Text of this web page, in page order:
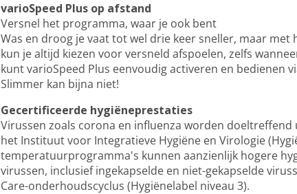
varioSpeed Plus op afstand
Versnel het programma, waar je ook bent
Was en droog je vaat tot wel drie keer sneller, maar
kun je altijd kiezen voor versneld afspoelen, zelfs
kunt varioSpeed Plus eenvoudig activeren en bedienen
Slimmer kan bijna niet!
Gecertificeerde hygiëneprestaties
Virussen zoals corona en influenza worden doeltreffend
het Instituut voor Integratieve Hygiëne en Virologie
temperatuurprogramma's kunnen aanzienlijk hogere
virussen, inclusief ingekapselde en niet-gekapselde
Care-onderhoudscyclus (Hygiënelabel niveau 3).